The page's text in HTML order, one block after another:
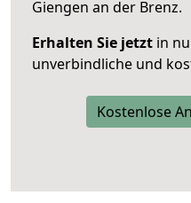
Giengen an der Brenz.
Erhalten Sie jetzt in
unverbindliche und
Kostenlose